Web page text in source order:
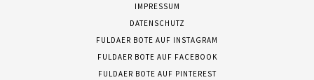
IMPRESSUM
DATENSCHUTZ
FULDAER BOTE AUF INSTAGRAM
FULDAER BOTE AUF FACEBOOK
FULDAER BOTE AUF PINTEREST